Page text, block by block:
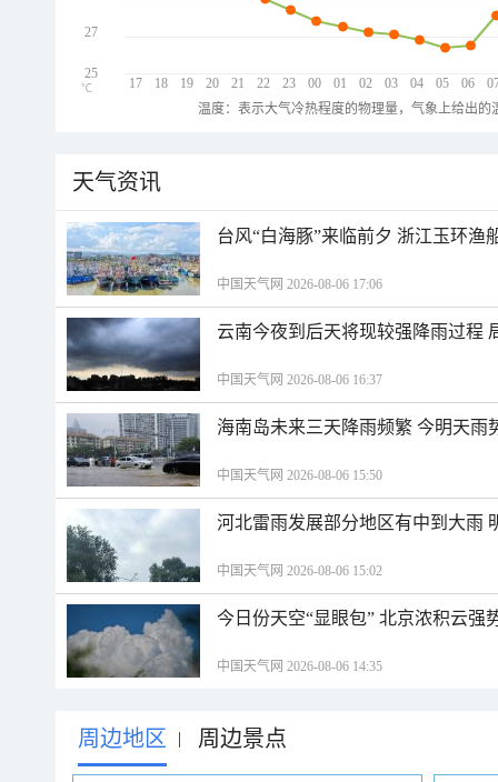
17 18 19 20 21 22 23 00 01 02 03 04 05 06
27
25
℃
温度：表示大气冷热程度的物理量，气象上给出
天气资讯
台风“白海豚”来临前夕 浙江玉环渔
中国天气网 2026-08-06 17:06
云南今夜到后天将现较强降雨过程
中国天气网 2026-08-06 16:37
海南岛未来三天降雨频繁 今明天雨
中国天气网 2026-08-06 15:50
河北雷雨发展部分地区有中到大雨
中国天气网 2026-08-06 15:02
今日份天空“显眼包” 北京浓积云强
中国天气网 2026-08-06 14:35
周边地区 | 周边景点